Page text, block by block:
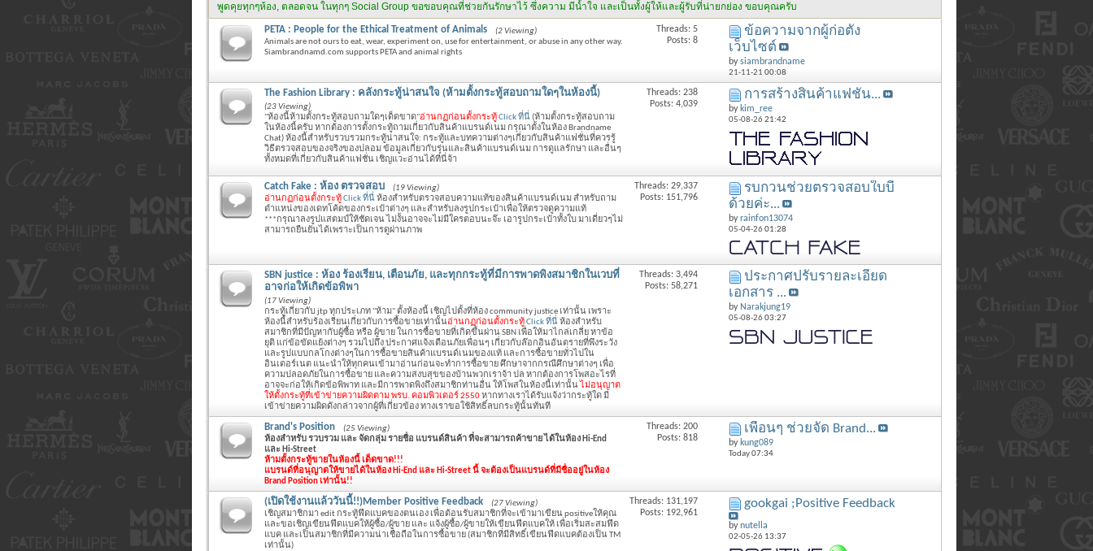
พูดคุยทุกๆห้อง, ตลอดจน ในทุกๆ Social Group ขอขอบคุณที่ช่วยกันรักษาไว้ ซึ่งความ มีน้ำใจ และเป็นทั้งผู้ให้และผู้รับที่น่ายกย่อง ขอบคุณครับ
PETA : People for the Ethical Treatment of Animals
(2 Viewing)
Animals are not ours to eat, wear, experiment on, use for entertainment, or abuse in any other way.
Siambrandnamd.com supports PETA and animal rights
Threads: 5
Posts: 8
ข้อความจากผู้ก่อตั้ง
เว็บไซต์
bysiambrandname
21-11-21 00:08
The Fashion Library : คลังกระทู้น่าสนใจ (ห้ามตั้งกระทู้สอบถามใดๆในห้องนี้)
(23 Viewing)
"ห้องนี้ห้ามตั้งกระทู้สอบถามใดๆเด็ดขาด"อ่านกฏก่อนตั้งกระทู้Click ที่นี่ (ห้ามตั้งกระทู้สอบถาม
ในห้องนี้ครับ หากต้องการตั้งกระทู้ถามเกี่ยวกับสินค้าแบรนด์เนม กรุณาตั้งในห้อง Brandname
Chat) ห้องนี้สำหรับรวบรวมกระทู้น่าสนใจ: กระทู้และบทความต่างๆเกี่ยวกับสินค้าแฟชั่นที่ควรรู้
วิธีตรวจสอบของจริงของปลอม ข้อมูลเกี่ยวกับรุ่นและสินค้าแบรนด์เนม การดูแลรักษา และอื่นๆ
ทั้งหมดที่เกี่ยวกับสินค้าแฟชั่น เชิญแวะอ่านได้ที่นี่จ้า
Threads: 238
Posts: 4,039
การสร้างสินค้าแฟชั่น...
by kim_ree
05-08-2621:42
Catch Fake : ห้อง ตรวจสอบ
(19 Viewing)
อ่านกฏก่อนตั้งกระทู้Click ที่นี่ ห้องสำหรับตรวจสอบความแท้ของสินค้าแบรนด์เนม สำหรับถาม
ตำแหน่งของเดทโค้ดของกระเป๋าต่างๆ และสำหรับลงรูปกระเป๋าเพื่อให้ตรวจดูความแท้
***กรุณาลงรูปแสตมป์ให้ชัดเจน ไม่งั้นอาจจะไม่มีใครตอบนะจ๊ะ เอารูปกระเป๋าทั้งใบ มาเดี่ยวๆไม่
สามารถยืนยันได้เพราะเป็นการดูผ่านภาพ
Threads: 29,337
Posts: 151,796
รบกวนช่วยตรวจสอบใบบี้
ด้วยค่ะ...
byrainfon13074
05-04-2601:28
SBN justice : ห้อง ร้องเรียน, เตือนภัย, และทุกกระทู้ที่มีการพาดพิงสมาชิกในเวบที่
อาจก่อให้เกิดข้อพิพา
(17 Viewing)
กระทู้เกี่ยวกับ jtp ทุกประเภท "ห้าม" ตั้งห้องนี้ เชิญไปตั้งที่ห้อง community justice เท่านั้น เพราะ
ห้องนี้สำหรับร้องเรียนเกี่ยวกับการซื้อขายเท่านั้นอ่านกฏก่อนตั้งกระทู้Click ที่นี่ ห้องสำหรับ
สมาชิกที่มีปัญหากับผู้ซื้อ หรือ ผู้ขาย ในการซื้อขายที่เกิดขึ้นผ่าน SBN เพื่อให้มาไกล่เกลี่ย หาข้อ
ยุติ แก่ข้อขัดแย้งต่างๆ รวมไปถึง ประกาศแจ้งเตือนภัยเพื่อนๆ เกี่ยวกับล๊อกอินอันตรายที่พึงระวัง
และรูปแบบกลโกงต่างๆในการซื้อขายสินค้าแบรนด์เนมของแท้ และการซื้อขายทั่วไปใน
อินเตอร์เนต แนะนำให้ทุกคนเข้ามาอ่านก่อนจะทำการซื้อขาย ศึกษาจากกรณีศึกษาต่างๆ เพื่อ
ความปลอดภัยในการซื้อขาย และความสงบสุขของบ้านพวกเราจ้า ปล หากต้องการโพสอะไรที่
อาจจะก่อให้เกิดข้อพิพาท และมีการพาดพิงถึงสมาชิกท่านอื่น ให้โพสในห้องนี้เท่านั้น ไม่อนุญาต
ให้ตั้งกระทู้ที่เข้าข่ายความผิดตาม พรบ. คอมพิวเตอร์ 2550หากทางเราได้รับแจ้งว่ากระทู้ใด มี
เข้าข่ายความผิดดังกล่าวจากผู้ที่เกี่ยวข้อง ทางเราขอใช้สิทธิ์ลบกระทู้นั้นทันที
Threads: 3,494
Posts: 58,271
ประกาศปรับรายละเอียด
เอกสาร ...
by Narakjung19
05-08-2603:27
Brand's Position
(25 Viewing)
ห้องสำหรับ รวบรวม และ จัดกลุ่ม รายชื่อ แบรนด์สินค้า ที่จะสามารถค้าขาย ได้ในห้อง Hi-End
และ Hi-Street
ห้ามตั้งกระทู้ขายในห้องนี้ เด็ดขาด!!!
แบรนด์ที่อนุญาตให้ขายได้ในห้อง Hi-End และ Hi-Street นี้ จะต้องเป็นแบรนด์ที่มีชื่ออยู่ในห้อง
Brand Position เท่านั้น!!
Threads: 200
Posts: 818
เพื่อนๆ ช่วยจัด Brand...
by kung089
Today07:34
(เปิดใช้งานแล้ววันนี้!!)Member Positive Feedback
(27 Viewing)
เชิญสมาชิกมา edit กระทู้ฟีดแบคของตนเอง เพื่อต้อนรับสมาชิกที่จะเข้ามาเขียน positiveให้คุณ
และขอเชิญเขียนฟีดแบคให้ผู้ซื้อ/ผู้ขาย และ แจ้งผู้ซื้อ/ผู้ขายให้เขียนฟีดแบคให้ เพื่อเริ่มสะสมฟีด
แบค และเป็นสมาชิกที่มีความน่าเชื่อถือในการซื้อขาย (สมาชิกที่มีสิทธิ์เขียนฟีดแบคต้องเป็น TM
เท่านั้น)
Threads: 131,197
Posts: 192,961
gookgai ;Positive Feedback
bynutella
02-05-26 13:37